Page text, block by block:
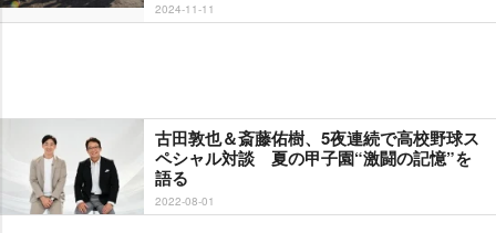
2024-11-11
古田敦也＆斎藤佑樹、5夜連続で高校野球ス
ペシャル対談 夏の甲子園“激闘の記憶”を
語る
2022-08-01